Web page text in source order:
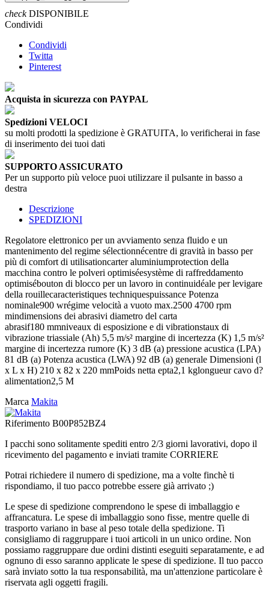
checkDISPONIBILE
Condividi
Condividi
Twitta
Pinterest
Acquista in sicurezza con PAYPAL
Spedizioni VELOCI
su molti prodotti la spedizione è GRATUITA, lo verificherai in fase
di inserimento dei tuoi dati
SUPPORTO ASSICURATO
Per un supporto più veloce puoi utilizzare il pulsante in basso a
destra
Descrizione
SPEDIZIONI
Regolatore elettronico per un avviamento senza fluido e un
mantenimento del regime sélectionnécentre di gravità in basso per
più di comfort di utilisationcarter aluminiumprotection della
macchina contro le polveri optimiséesystème di raffreddamento
optimisébouton di blocco per un lavoro in continuidéale per levigare
della rouillecaracteristiques techniquespuissance Potenza
nominale900 wrégime velocità a vuoto max.2500 4700 rpm
mindimensions dei abrasivi diametro del carta
abrasif180 mmniveaux di esposizione e di vibrationstaux di
vibrazione triassiale (Ah) 5,5 m/s² margine di incertezza (K) 1,5 m/s²
margine di incertezza rumore (K) 3 dB (a) pressione acustica (LPA)
81 dB (a) Potenza acustica (LWA) 92 dB (a) generale Dimensioni (l
x L x H) 210 x 82 x 220 mmPoids netta epta2,1 kglongueur cavo d?
alimentation2,5 M
Marca Makita
Riferimento B00P852BZ4
I pacchi sono solitamente spediti entro 2/3 giorni lavorativi, dopo il
ricevimento del pagamento e inviati tramite CORRIERE
Potrai richiedere il numero di spedizione, ma a volte finchè ti
rispondiamo, il tuo pacco potrebbe essere già arrivato ;)
Le spese di spedizione comprendono le spese di imballaggio e
affrancatura. Le spese di imballaggio sono fisse, mentre quelle di
trasporto variano in base al peso totale della spedizione. Ti
consigliamo di raggruppare i tuoi articoli in un unico ordine. Non
possiamo raggruppare due ordini distinti eseguiti separatamente, e ad
ognuno di esso saranno applicate le spese di spedizione. Il tuo pacco
sarà inviato sotto la tua responsabilità, ma un'attenzione particolare è
riservata agli oggetti fragili.